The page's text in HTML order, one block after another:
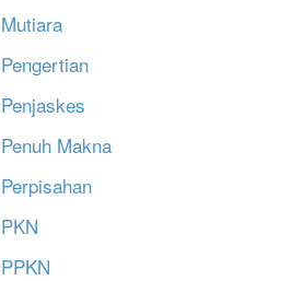
Mutiara
Pengertian
Penjaskes
Penuh Makna
Perpisahan
PKN
PPKN